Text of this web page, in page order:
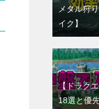
メタル狩
イク】
【ドラク
18選と優